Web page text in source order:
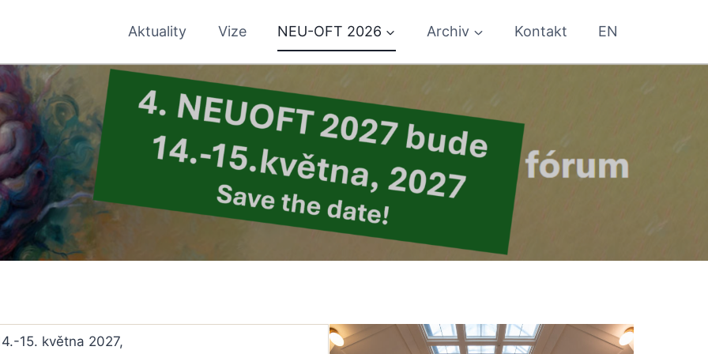
Aktuality Vize NEU-OFT 2026 Archiv Kontakt EN
15. května 2027,